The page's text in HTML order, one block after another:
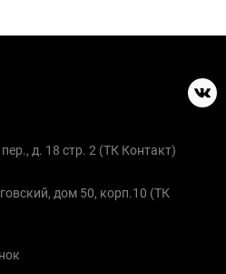
д. 18 стр. 2 (ТК Контакт)
дом 50, корп.10 (ТК